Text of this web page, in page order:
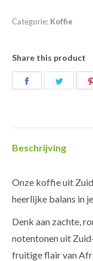
Categorie: Koffie
Share this product
Beschrijving
Onze koffie uit
heerlijke balans in
Denk aan zachte,
notentonen uit
fruitige flair van